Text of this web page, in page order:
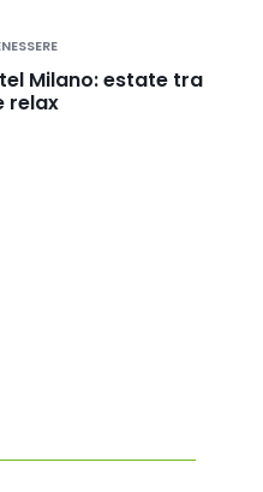
Milano: estate tra
relax